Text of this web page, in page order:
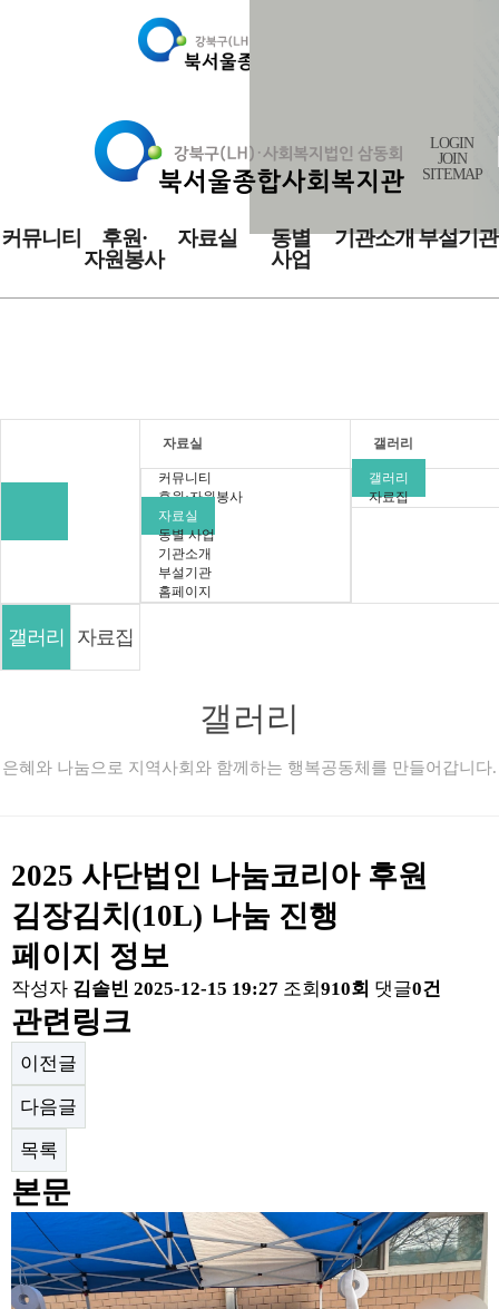
LOGIN
JOIN
SITEMAP
커뮤니티
후원·
자원봉사
자료실
동별
사업
기관소개부설기관
자료실
커뮤니티
후원·자원봉사
자료실
동별 사업
기관소개
부설기관
홈페이지
갤러리
갤러리
자료집
갤러리 자료집
갤러리
은혜와 나눔으로 지역사회와 함께하는 행복공동체를 만들어갑니다.
2025 사단법인 나눔코리아 후원
김장김치(10L) 나눔 진행
페이지 정보
작성자 김솔빈 2025-12-15 19:27 조회910회 댓글0건
관련링크
이전글
다음글
목록
본문